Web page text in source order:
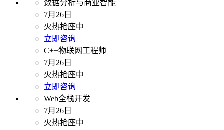
数据分析与商业智能
7月26日
火热抢座中
立即咨询
C++物联网工程师
7月26日
火热抢座中
立即咨询
Web全栈开发
7月26日
火热抢座中